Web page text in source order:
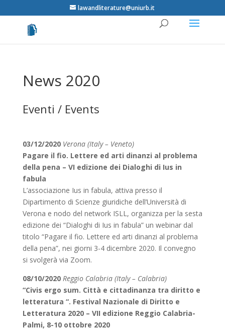
lawandliterature@uniurb.it
News 2020
Eventi / Events
03/12/2020 Verona (Italy – Veneto)
Pagare il fio. Lettere ed arti dinanzi al problema
della pena – VI edizione dei Dialoghi di Ius in
fabula
L’associazione Ius in fabula, attiva presso il
Dipartimento di Scienze giuridiche dell’Università di
Verona e nodo del network ISLL, organizza per la sesta
edizione dei “Dialoghi di Ius in fabula” un webinar dal
titolo “Pagare il fio. Lettere ed arti dinanzi al problema
della pena”, nei giorni 3-4 dicembre 2020. Il convegno
si svolgerà via Zoom.
08/10/2020 Reggio Calabria (Italy – Calabria)
“Civis ergo sum. Città e cittadinanza tra diritto e
letteratura “. Festival Nazionale di Diritto e
Letteratura 2020 – VII edizione Reggio Calabria-
Palmi, 8-10 ottobre 2020